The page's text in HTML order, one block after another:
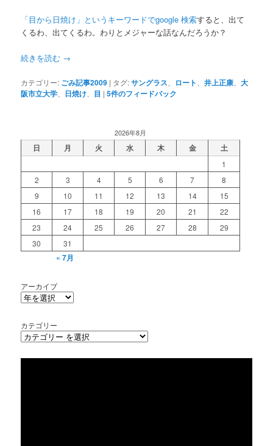
「目から日焼け」というキーワードでgoogle 検索すると、出て
くるわ、出てくるわ。わりとメジャーな話なんだろうか？
続きを読む →
カテゴリー: ごみ記事2009 | タグ:サングラス ロート 、井上正康 、大
阪市立大学
日焼け 目 |5件のフィードバック
2026年8月
日 月 火 水 木 金 土
1
2
3 4 5 6 7
8
9
10 11 12 13 14
15
16
17 18 19 20 21
22
23
24 25 26 27 28
29
30
31
« 7月
アーカイブ
カテゴリー